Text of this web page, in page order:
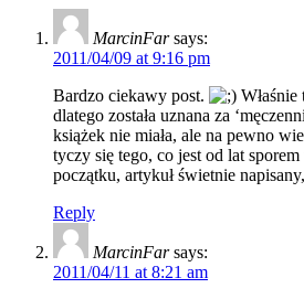
MarcinFar says:
2011/04/09 at 9:16 pm
Bardzo ciekawy post.
dlatego została uznana za
książek nie miała, ale na pewno
tyczy się tego, co jest od lat
początku, artykuł świetnie
Reply
MarcinFar says:
2011/04/11 at 8:21 am